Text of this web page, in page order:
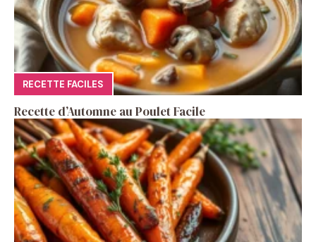
RECETTE FACILES
Recette d’Automne au Poulet Facile